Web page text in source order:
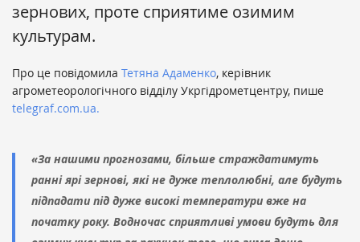
зернових, проте сприятиме озимим
культурам.
Про це повідомила Тетяна Адаменко, керівник
агрометеорологічного відділу Укргідрометцентру, пише
telegraf.com.ua.
«За нашими прогнозами, більше страждатимуть
ранні ярі зернові, які не дуже теплолюбні, але будуть
підпадати під дуже високі температури вже на
початку року. Водночас сприятливі умови будуть для